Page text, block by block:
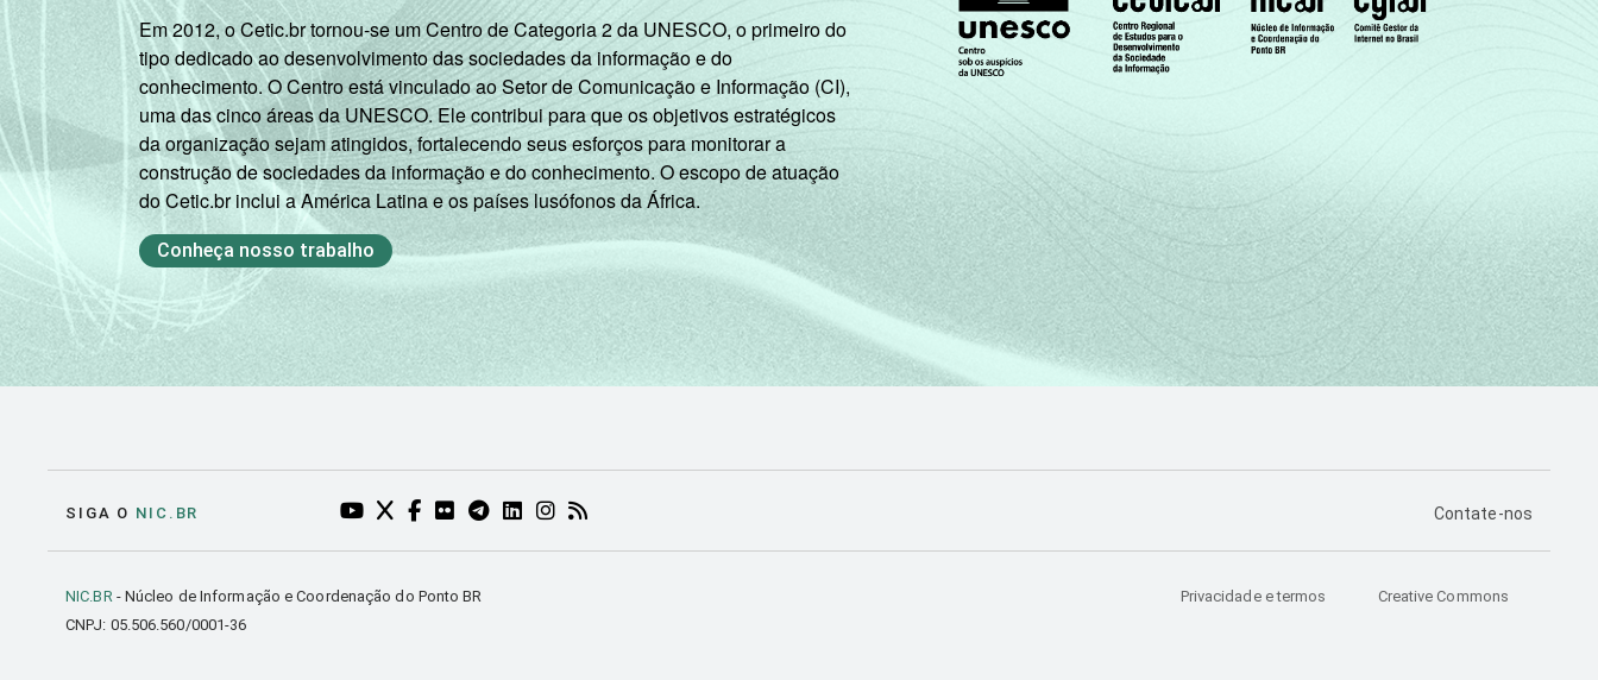
Em 2012, o Cetic.br tornou-se um Centro de Categoria 2 da UNESCO, o primeiro do
tipo dedicado ao desenvolvimento das sociedades da informação e do
conhecimento. O Centro está vinculado ao Setor de Comunicação e Informação (CI),
uma das cinco áreas da UNESCO. Ele contribui para que os objetivos estratégicos
da organização sejam atingidos, fortalecendo seus esforços para monitorar a
construção de sociedades da informação e do conhecimento. O escopo de atuação
do Cetic.br inclui a América Latina e os países lusófonos da África.
Conheça nosso trabalho
SIGA O NIC.BR YOUTUBE DO NIC.BR (ABRE EM NOVA ABA)
TWITTER DO NIC.BR (ABRE EM NOVA ABA)
FACEBOOK DO NIC.BR (ABRE EM NOVA ABA)
FLICKR DO NIC.BR (ABRE EM NOVA ABA)
TELEGRAM DO NIC.BR (ABRE EM NOVA ABA)
LINKEDIN DO NIC.BR (ABRE EM NOVA ABA)
INSTAGRAM DO NIC.BR (ABRE EM NOVA ABA)
RSS DO NIC.BR (ABRE EM NOVA ABA) PÁGINA DE
Contate-nos
NIC.BR- Núcleo de Informação e Coordenação do Ponto BR
CNPJ: 05.506.560/0001-36
Privacidade e termos Creative Commons